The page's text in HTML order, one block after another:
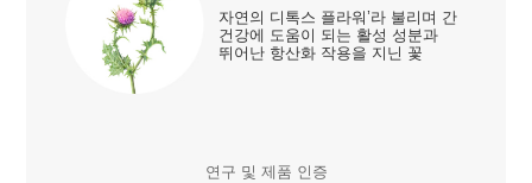
자연의 디톡스 플라워’라 불리며 간
건강에 도움이 되는 활성 성분과
뛰어난 항산화 작용을 지닌 꽃
연구 및 제품 인증